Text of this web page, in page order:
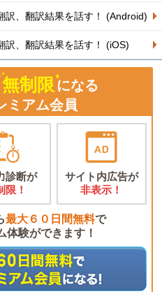
訳、翻訳結果を話す！ (Android)
訳、翻訳結果を話す！ (iOS)
無制限になる
ミアム会員
診断が
限！
サイト内広告が
非表示！
最大６０日間無料で
験ができます！